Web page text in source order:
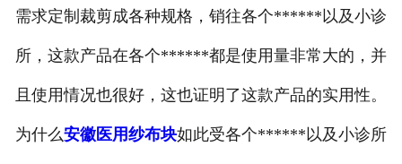
厂房设备
人才招聘
需求定制裁剪成各种规格，销往各个******以及小诊
所，这款产品在各个******都是使用量非常大的，并
且使用情况也很好，这也证明了这款产品的实用性。
为什么安徽医用纱布块如此受各个******以及小诊所